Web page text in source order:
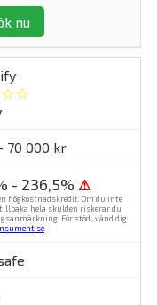
nu
70 000 kr
- 236,5% ⚠
högkostnadskredit. Om du inte
hela skulden riskerar du
För stöd, vänd dig